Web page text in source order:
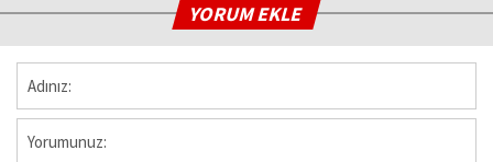
YORUM EKLE